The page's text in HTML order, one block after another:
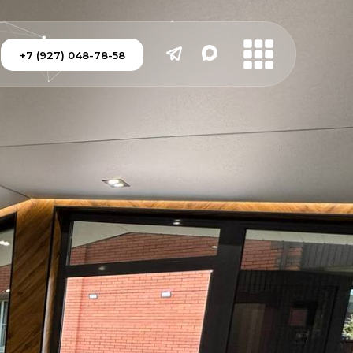
+7 (927) 048-78-58
+7 (927) 048-78-58